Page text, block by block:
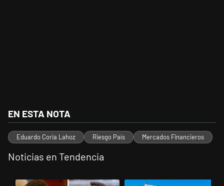
EN ESTA NOTA
Eduardo Coria Lahoz Riesgo País Mercados Financieros
Noticias en Tendencia
Un artículo de tendencia con el título "Milei despidió a Jorge Messi
Un artículo de tendencia con el